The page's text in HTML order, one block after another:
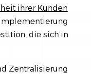
ihrer Kunden
die sich in
Zentralisierung